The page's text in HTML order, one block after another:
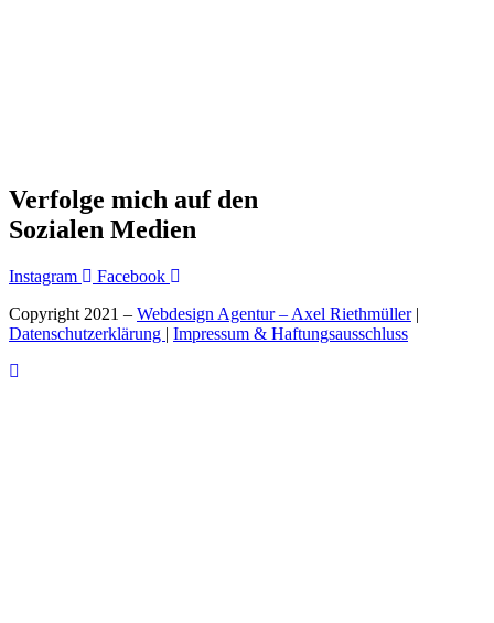
Verfolge mich auf den
Sozialen Medien
Instagram
Facebook
Copyright 2021 – Webdesign Agentur – Axel Riethmüller|
Datenschutzerklärung | Impressum & Haftungsausschluss